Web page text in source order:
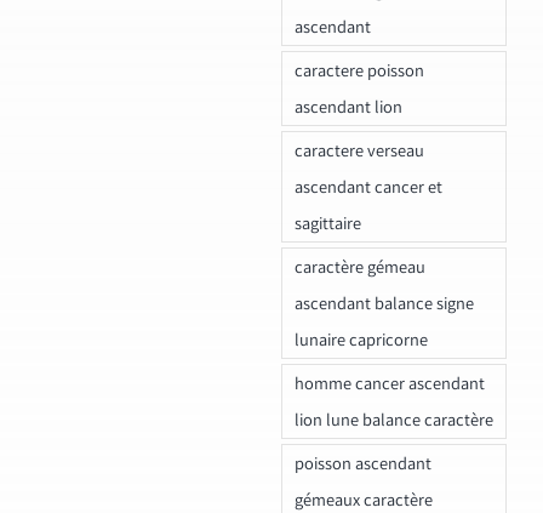
ascendant
caractere poisson
ascendant lion
caractere verseau
ascendant cancer et
sagittaire
caractère gémeau
ascendant balance signe
lunaire capricorne
homme cancer ascendant
lion lune balance caractère
poisson ascendant
gémeaux caractère